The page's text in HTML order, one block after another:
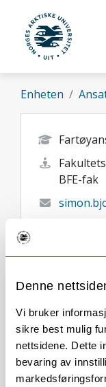
Denne
Vi bruker
sikre best mulig
nettsidene. Dette
bevaring av
Gå til hovedinnhold
UiT Norges
Enheten
BFE-fak
Om